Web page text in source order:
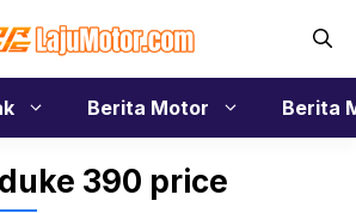
Berita Motor Berita
390 price